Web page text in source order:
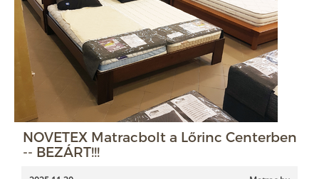
NOVETEX Matracbolt a Lőrinc Centerben
-- BEZÁRT!!!